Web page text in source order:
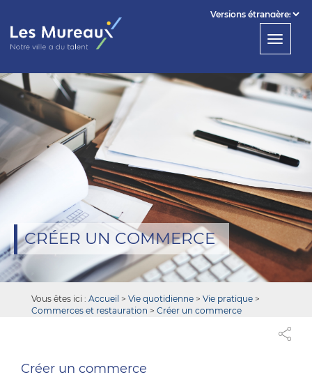
Powered by
Translate
CRÉER UN COMMERCE
Vous êtes ici : Accueil > Vie quotidienne > Vie pratique >
Commerces et restauration > Créer un commerce
Créer un commerce